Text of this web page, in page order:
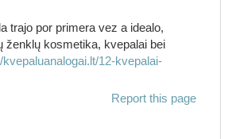
trajo por primera vez a idealo,
ženklų kosmetika, kvepalai bei
kvepaluanalogai.lt/12-kvepalai-
Report this page